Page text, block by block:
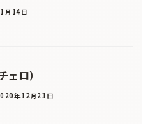
月14日
ェロ）
年12月21日